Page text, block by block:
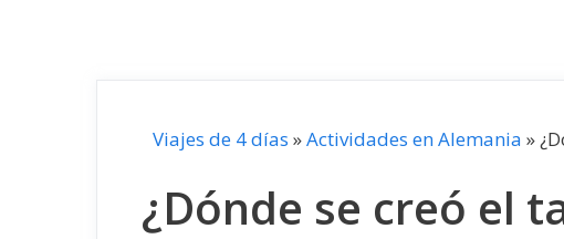
Viajes de 4 días »Actividades en Alemania »
¿Dónde se creó el